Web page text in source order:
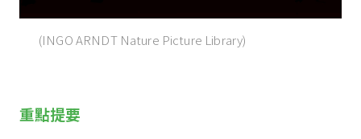
(INGO ARNDT Nature Picture Library)
重點提要